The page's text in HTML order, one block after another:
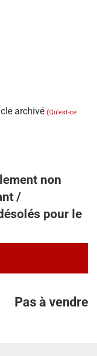
archivé (Qu'est-ce
non
/
pour le
Pas à vendre